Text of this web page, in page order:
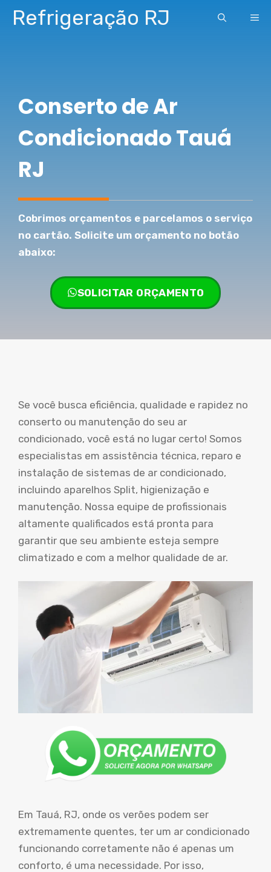
Pular
paraRefrigeração RJ
Conserto de Ar
Condicionado Tauá
RJ
Cobrimos orçamentos e parcelamos o serviço
no cartão. Solicite um orçamento no botão
abaixo:
SOLICITAR ORÇAMENTO
Se você busca eficiência, qualidade e rapidez no
conserto ou manutenção do seu ar
condicionado, você está no lugar certo! Somos
especialistas em assistência técnica, reparo e
instalação de sistemas de ar condicionado,
incluindo aparelhos Split, higienização e
manutenção. Nossa equipe de profissionais
altamente qualificados está pronta para
garantir que seu ambiente esteja sempre
climatizado e com a melhor qualidade de ar.
Em Tauá, RJ, onde os verões podem ser
extremamente quentes, ter um ar condicionado
funcionando corretamente não é apenas um
conforto, é uma necessidade. Por isso,